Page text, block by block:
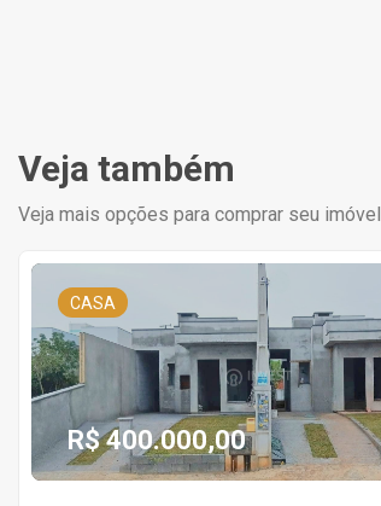
Veja também
Veja mais opções para comprar seu imóvel
CASA
R$ 400.000,00